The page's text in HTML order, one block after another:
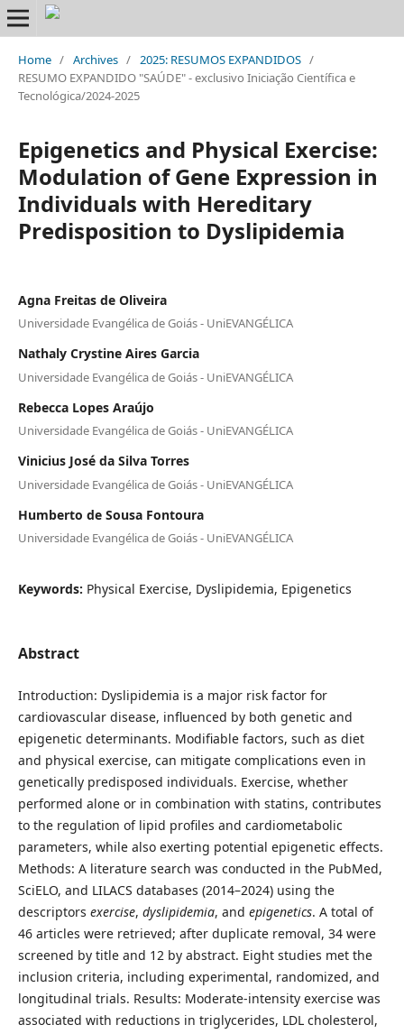
Home / Archives / 2025: RESUMOS EXPANDIDOS /
RESUMO EXPANDIDO "SAÚDE" - exclusivo Iniciação Científica e
Tecnológica/2024-2025
Epigenetics and Physical Exercise:
Modulation of Gene Expression in
Individuals with Hereditary
Predisposition to Dyslipidemia
Agna Freitas de Oliveira
Universidade Evangélica de Goiás - UniEVANGÉLICA
Nathaly Crystine Aires Garcia
Universidade Evangélica de Goiás - UniEVANGÉLICA
Rebecca Lopes Araújo
Universidade Evangélica de Goiás - UniEVANGÉLICA
Vinicius José da Silva Torres
Universidade Evangélica de Goiás - UniEVANGÉLICA
Humberto de Sousa Fontoura
Universidade Evangélica de Goiás - UniEVANGÉLICA
Keywords: Physical Exercise, Dyslipidemia, Epigenetics
Abstract
Introduction: Dyslipidemia is a major risk factor for
cardiovascular disease, influenced by both genetic and
epigenetic determinants. Modifiable factors, such as diet
and physical exercise, can mitigate complications even in
genetically predisposed individuals. Exercise, whether
performed alone or in combination with statins, contributes
to the regulation of lipid profiles and cardiometabolic
parameters, while also exerting potential epigenetic effects.
Methods: A literature search was conducted in the PubMed,
SciELO, and LILACS databases (2014–2024) using the
descriptors exercise, dyslipidemia, and epigenetics. A total of
46 articles were retrieved; after duplicate removal, 34 were
screened by title and 12 by abstract. Eight studies met the
inclusion criteria, including experimental, randomized, and
longitudinal trials. Results: Moderate-intensity exercise was
associated with reductions in triglycerides, LDL cholesterol,